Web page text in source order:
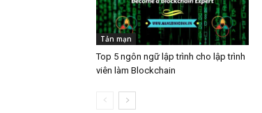
Tản mạn
Top 5 ngôn ngữ lập trình cho lập trình
viên làm Blockchain